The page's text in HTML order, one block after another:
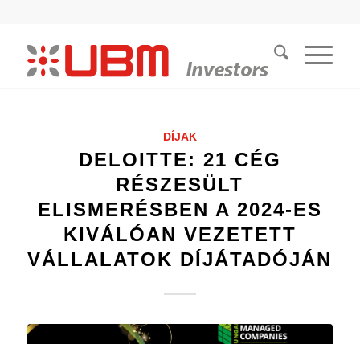
DÍJAK
DELOITTE: 21 CÉG
RÉSZESÜLT
ELISMERÉSBEN A 2024-ES
KIVÁLÓAN VEZETETT
VÁLLALATOK DÍJÁTADÓJÁN